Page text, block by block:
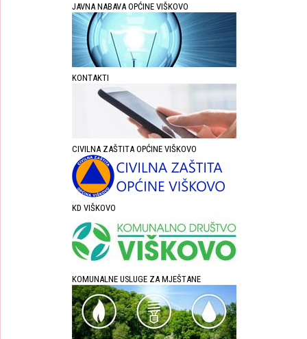
JAVNA NABAVA OPĆINE VIŠKOVO
KONTAKTI
CIVILNA ZAŠTITA OPĆINE VIŠKOVO
KD VIŠKOVO
KOMUNALNE USLUGE ZA MJEŠTANE